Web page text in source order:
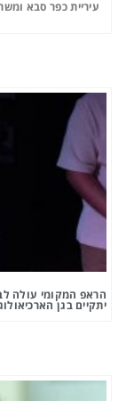
עיריית כפר סבא
הראפ המקומי עולה
יתקיים בגן